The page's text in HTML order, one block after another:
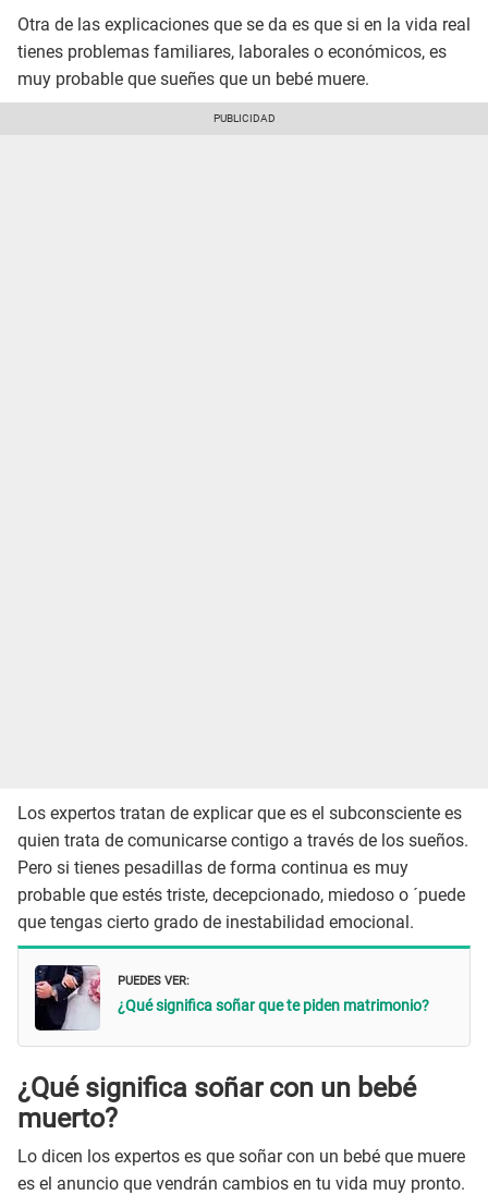
Otra de las explicaciones que se da es que si en la vida real
tienes problemas familiares, laborales o económicos, es
muy probable que sueñes que un bebé muere.
Los expertos tratan de explicar que es el subconsciente es
quien trata de comunicarse contigo a través de los sueños.
Pero si tienes pesadillas de forma continua es muy
probable que estés triste, decepcionado, miedoso o ´puede
que tengas cierto grado de inestabilidad emocional.
PUEDES VER:
¿Qué significa soñar que te piden matrimonio?
¿Qué significa soñar con un bebé
muerto?
Lo dicen los expertos es que soñar con un bebé que muere
es el anuncio que vendrán cambios en tu vida muy pronto.